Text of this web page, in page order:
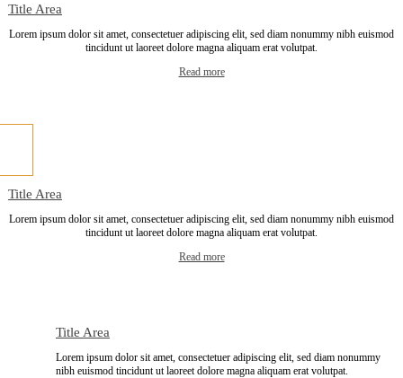
Title Area
Lorem ipsum dolor sit amet, consectetuer adipiscing elit, sed diam nonummy nibh euismod
tincidunt ut laoreet dolore magna aliquam erat volutpat.
Read more
Title Area
Lorem ipsum dolor sit amet, consectetuer adipiscing elit, sed diam nonummy nibh euismod
tincidunt ut laoreet dolore magna aliquam erat volutpat.
Read more
Title Area
Lorem ipsum dolor sit amet, consectetuer adipiscing elit, sed diam nonummy
nibh euismod tincidunt ut laoreet dolore magna aliquam erat volutpat.